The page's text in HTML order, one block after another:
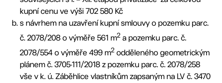
kupní cenu ve výši 702 580 Kč
s návrhem na uzavření kupní smlouvy o pozemku parc.
č. 2078/208 o výměře 561 m2 a pozemku parc. č.
2078/554 o výměře 499 m2 odděleného geometrickým
plánem č. 3705-111/2018 z pozemku parc. č. 2078/258
vše v k. ú. Záběhlice vlastníkům zapsaným na LV č. 3470